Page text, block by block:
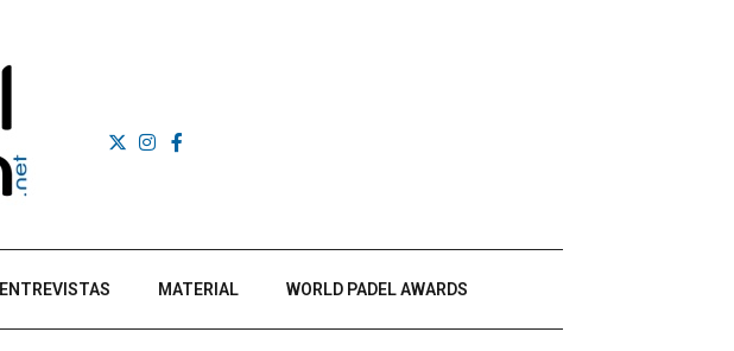
ENTREVISTAS MATERIAL WORLD PADEL AWARDS